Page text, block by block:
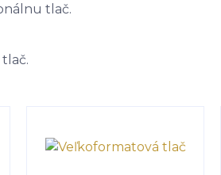
tlač.